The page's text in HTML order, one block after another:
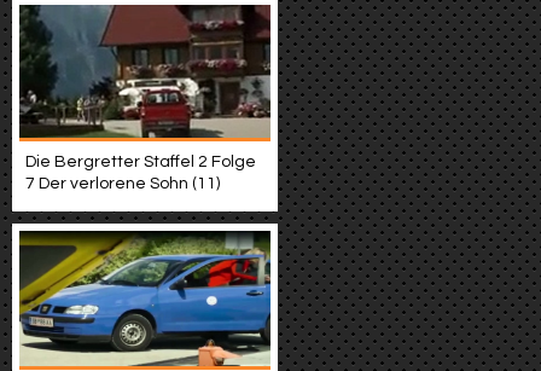
Die Bergretter Staffel 2 Folge
7 Der verlorene Sohn (11)